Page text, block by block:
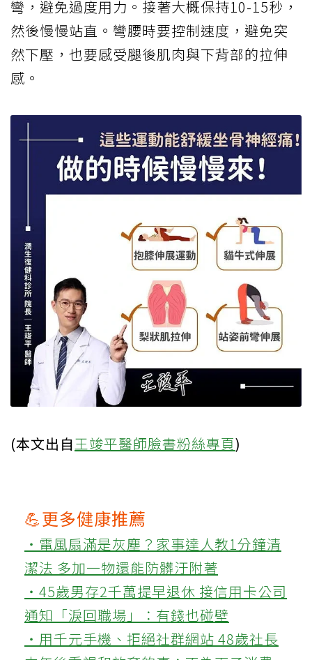
彎，避免過度用力。接著大概保持10-15秒，
然後慢慢站直。彎腰時要控制速度，避免突
然下壓，也要感受腿後肌肉與下背部的拉伸
感。
(本文出自王竣平醫師臉書粉絲專頁)
💪更多健康推薦
‧電風扇滿是灰塵？家事達人教1分鐘清
潔法 多加一物還能防髒汙附著
‧45歲男存2千萬提早退休 接信用卡公司
通知「淚回職場」：有錢也碰壁
‧用千元手機、拒絕社群網站 48歲社長